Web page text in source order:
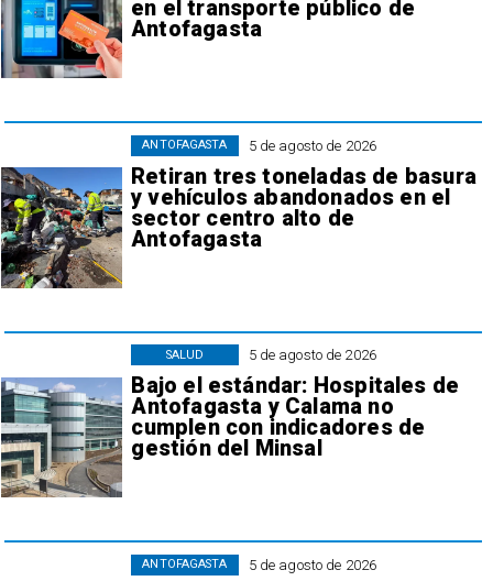
en el transporte público de
Antofagasta
5 de agosto de 2026
Retiran tres toneladas de basura
y vehículos abandonados en el
sector centro alto de
Antofagasta
ANTOFAGASTA
5 de agosto de 2026
Bajo el estándar: Hospitales de
Antofagasta y Calama no
cumplen con indicadores de
gestión del Minsal
SALUD
5 de agosto de 2026
ANTOFAGASTA